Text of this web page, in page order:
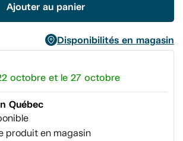
Ajouter au panier
Disponibilités en magasin
octobre et le 27 octobre
Québec
produit en magasin